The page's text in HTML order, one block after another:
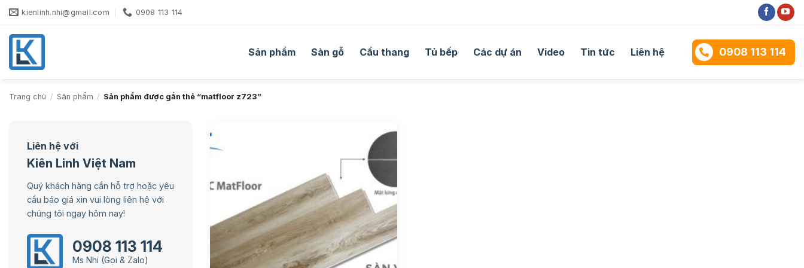
Bỏ
nội
dung
kienlinh.nhi@gmail.com 0908 113 114
Sản phẩm Sàn gỗ Cầu thang Tủ bếp Các dự án Video Tin tức Liên hệ 0908 113 114
Trang chủ / Sản phẩm / Sản phẩm được gắn thẻ “matfloor z723”
Liên hệ với
Kiên Linh Việt Nam
Quý khách hàng cần hỗ trợ hoặc yêu
cầu báo giá xin vui lòng liên hệ với
chúng tôi ngay hôm nay!
0908 113 114
Ms Nhi (Gọi & Zalo)